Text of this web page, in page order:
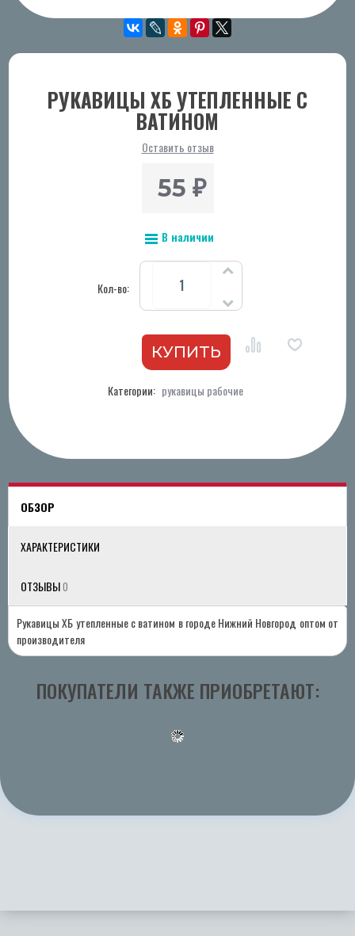
РУКАВИЦЫ ХБ УТЕПЛЕННЫЕ С
ВАТИНОМ
Оставить отзыв
55 ₽
В наличии
Кол-во:
Категории: рукавицы рабочие
ОБЗОР
ХАРАКТЕРИСТИКИ
ОТЗЫВЫ0
Рукавицы ХБ утепленные с ватином в городе Нижний Новгород оптом от
производителя
ПОКУПАТЕЛИ ТАКЖЕ ПРИОБРЕТАЮТ: